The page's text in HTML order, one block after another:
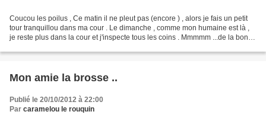
Coucou les poilus , Ce matin il ne pleut pas (encore ) , alors je fais un petit
tour tranquillou dans ma cour . Le dimanche , comme mon humaine est là ,
je reste plus dans la cour et j'inspecte tous les coins . Mmmmm ...de la bonne
Mon amie la brosse ..
Publié le 20/10/2012 à 22:00
Par caramelou le rouquin